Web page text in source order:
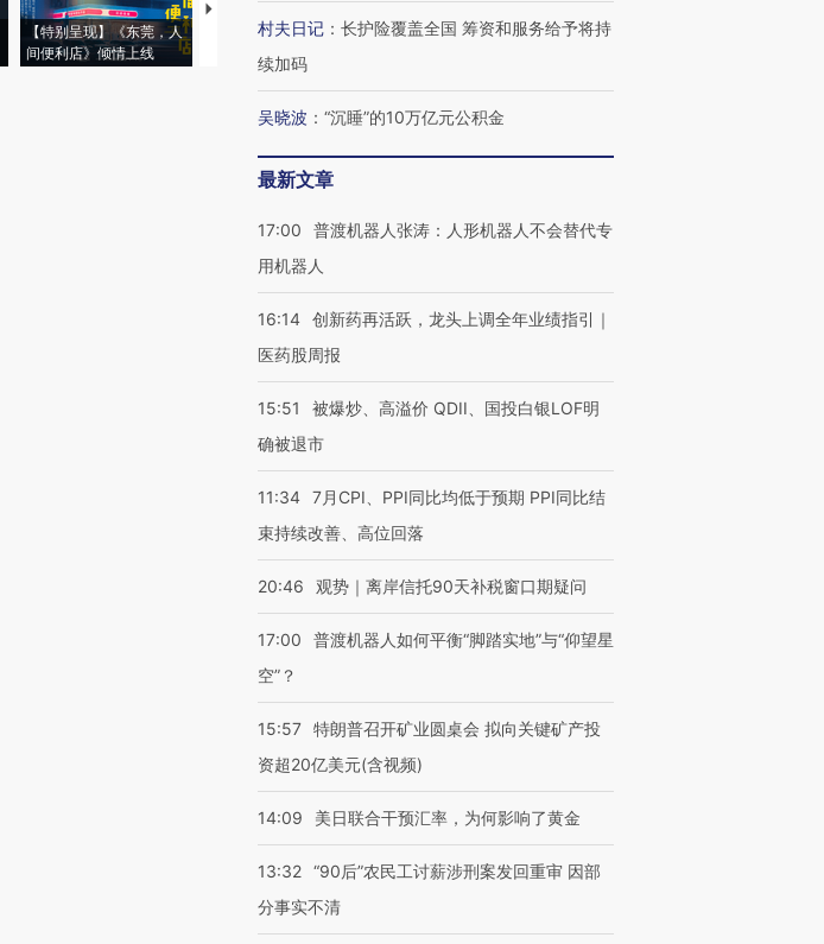
【特别呈现】《东莞，人
间便利店》倾情上线
【推广】走进第四届链博
会，让数智科技“链”接产
【特别呈现】寻找100种
CFO：不靠规模取胜，华
村夫日记 ： 长护险覆盖全国 筹资和服务给予将持
续加码
吴晓波 ： “沉睡”的10万亿元公积金
最新文章
17:00
普渡机器人张涛：人形机器人不会替代专
用机器人
16:14 创新药再活跃，龙头上调全年业绩指引｜
医药股周报
15:51
被爆炒、高溢价 QDII、国投白银LOF明
确被退市
11:34 7月CPI、PPI同比均低于预期 PPI同比结
束持续改善、高位回落
20:46 观势｜离岸信托90天补税窗口期疑问
17:00
普渡机器人如何平衡“脚踏实地”与“仰望星
空”？
15:57 特朗普召开矿业圆桌会 拟向关键矿产投
资超20亿美元(含视频)
14:09 美日联合干预汇率，为何影响了黄金
13:32 “90后”农民工讨薪涉刑案发回重审 因部
分事实不清